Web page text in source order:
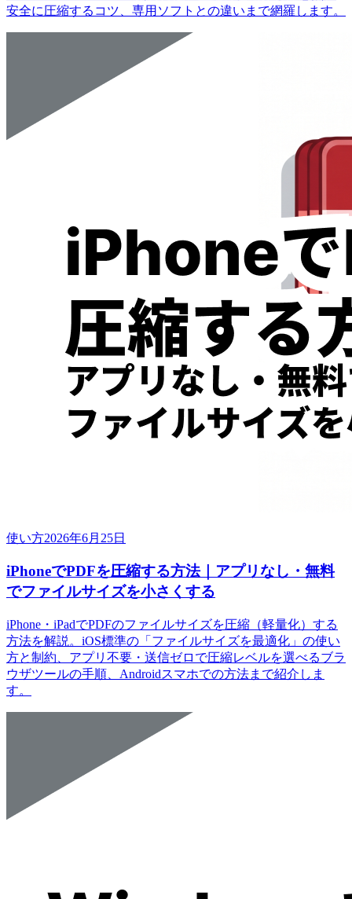
安全に圧縮するコツ、専用ソフトとの違いまで網羅します。
使い方2026年6月25日
iPhoneでPDFを圧縮する方法｜アプリなし・無料
でファイルサイズを小さくする
iPhone・iPadでPDFのファイルサイズを圧縮（軽量化）する
方法を解説。iOS標準の「ファイルサイズを最適化」の使い
方と制約、アプリ不要・送信ゼロで圧縮レベルを選べるブラ
ウザツールの手順、Androidスマホでの方法まで紹介しま
す。